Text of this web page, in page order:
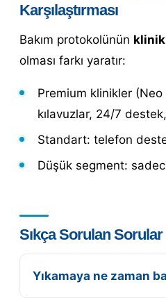
Karşılaştırması
Bakım protokolünün
olması farkı yaratır:
Premium klinikler
kılavuzlar, 24/7
Standart: telefon
Düşük segment:
Sıkça Sorulan Sorular
Yıkamaya ne zaman